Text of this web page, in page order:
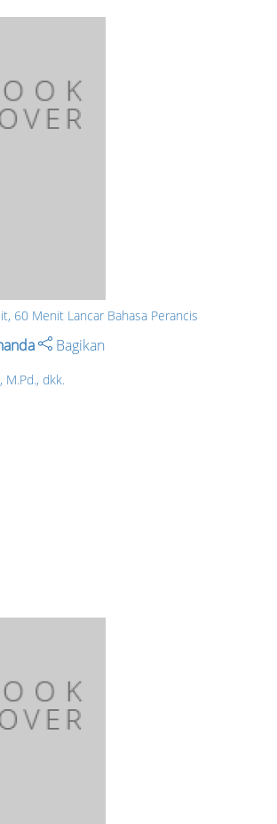
60 Menit Lancar Bahasa Perancis
Bagikan
M.Pd., dkk.